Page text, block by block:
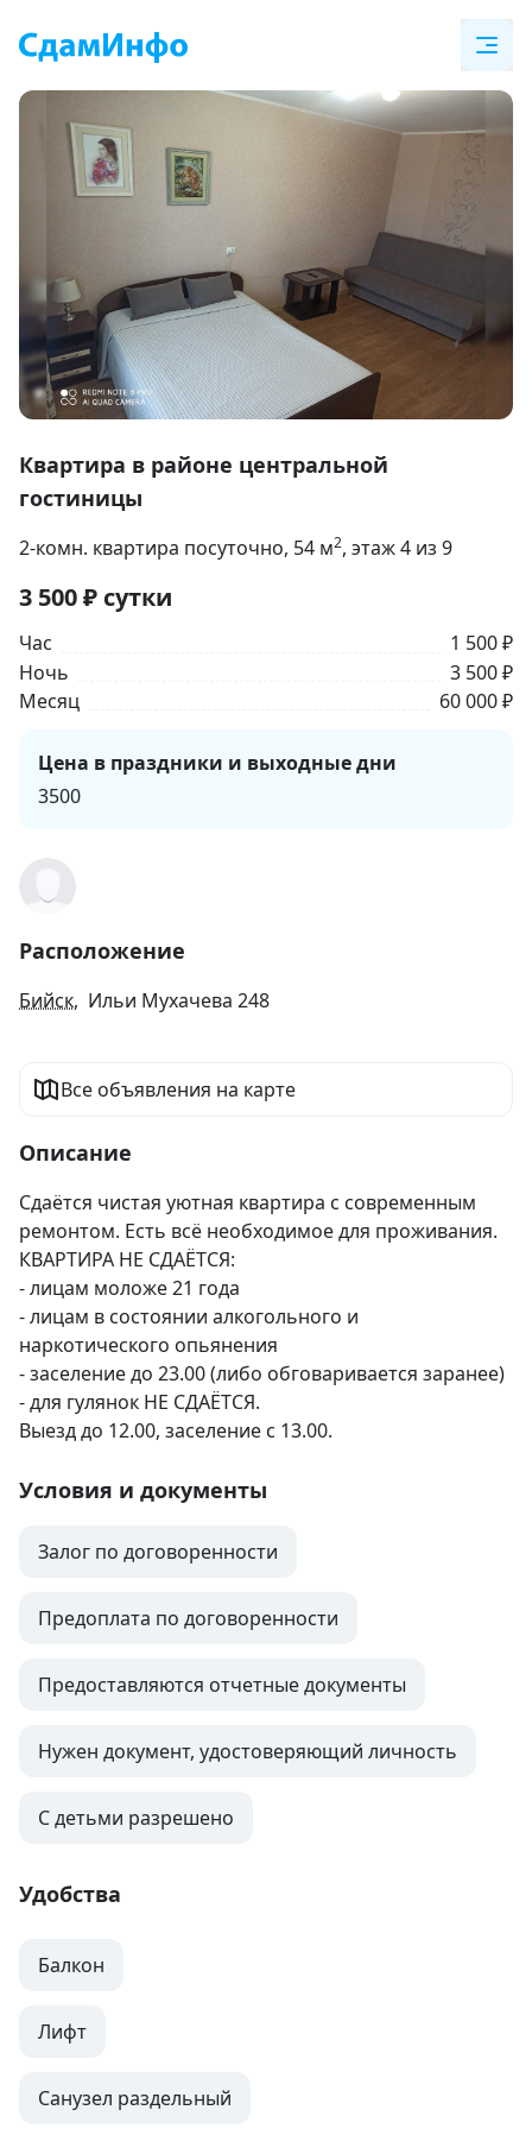
1
of
Квартира в районе центральной
гостиницы
2-комн. квартира посуточно, 54 м2, этаж 4 из 9
3 500₽ сутки
Час
1 500 ₽
Ночь
3 500 ₽
Месяц
60 000 ₽
Цена в праздники и выходные дни
3500
Расположение
Бийск, Ильи Мухачева 248
Все объявления на карте
Описание
Сдаётся чистая уютная квартира с современным
ремонтом. Есть всё необходимое для проживания.
КВАРТИРА НЕ СДАЁТСЯ:
- лицам моложе 21 года
- лицам в состоянии алкогольного и
наркотического опьянения
- заселение до 23.00 (либо обговаривается заранее)
- для гулянок НЕ СДАЁТСЯ.
Выезд до 12.00, заселение с 13.00.
Условия и документы
Залог по договоренности
Предоплата по договоренности
Предоставляются отчетные документы
Нужен документ, удостоверяющий личность
С детьми разрешено
Удобства
Балкон
Лифт
Санузел раздельный